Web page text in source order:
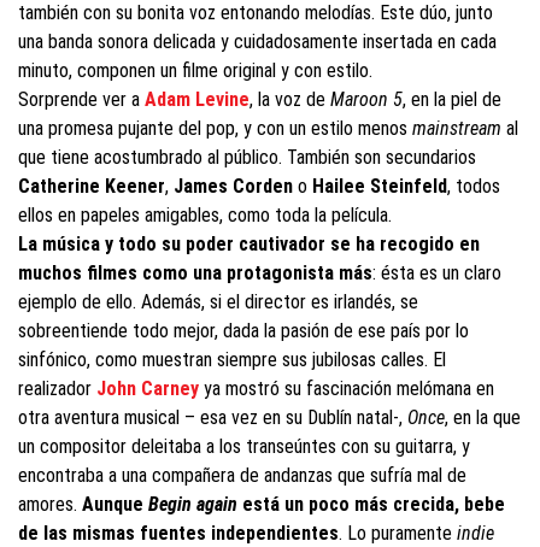
también con su bonita voz entonando melodías. Este dúo, junto
una banda sonora delicada y cuidadosamente insertada en cada
minuto, componen un filme original y con estilo.
Sorprende ver a Adam Levine, la voz de Maroon 5, en la piel de
una promesa pujante del pop, y con un estilo menos mainstream al
que tiene acostumbrado al público. También son secundarios
Catherine Keener, James Corden o Hailee Steinfeld, todos
ellos en papeles amigables, como toda la película.
La música y todo su poder cautivador se ha recogido en
muchos filmes como una protagonista más: ésta es un claro
ejemplo de ello. Además, si el director es irlandés, se
sobreentiende todo mejor, dada la pasión de ese país por lo
sinfónico, como muestran siempre sus jubilosas calles. El
realizador John Carney ya mostró su fascinación melómana en
otra aventura musical – esa vez en su Dublín natal-, Once, en la que
un compositor deleitaba a los transeúntes con su guitarra, y
encontraba a una compañera de andanzas que sufría mal de
amores. Aunque Begin again está un poco más crecida, bebe
de las mismas fuentes independientes. Lo puramente indie